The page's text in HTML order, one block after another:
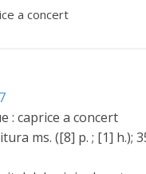
a concert
: caprice a concert
ms. ([8] p. ; [1] h.);